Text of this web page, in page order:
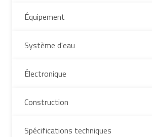
Équipement
Système d'eau
Électronique
Construction
Spécifications techniques